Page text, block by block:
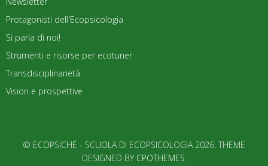
Protagonisti dell'Ecopsicologia
Si parla di noi!
Strumenti e risorse per ecotuner
Transdisciplinarietà
Vision e prospettive
© ECOPSICHÉ - SCUOLA DI ECOPSICOLOGIA 2026. THEME
DESIGNED BY CPOTHEMES.